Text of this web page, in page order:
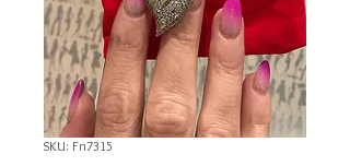
SKU: Fn7315